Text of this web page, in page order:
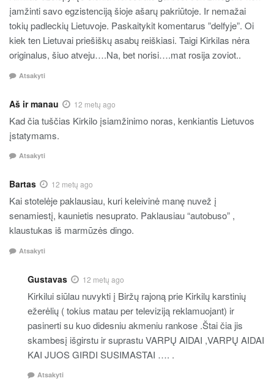
įamžinti savo egzistenciją šioje ašarų pakriūtoje. Ir nemažai
tokių padleckių Lietuvoje. Paskaitykit komentarus ”delfyje”. Oi
kiek ten Lietuvai priešiškų asabų reiškiasi. Taigi Kirkilas nėra
originalus, šiuo atveju….Na, bet norisi….mat rosija zoviot..
Atsakyti
Aš ir manau 12 metų ago
Kad čia tuščias Kirkilo įsiamžinimo noras, kenkiantis Lietuvos
įstatymams.
Atsakyti
Bartas 12 metų ago
Kai stotelėje paklausiau, kuri keleivinė manę nuvež į
senamiestį, kaunietis nesuprato. Paklausiau “autobuso” ,
klaustukas iš marmūzės dingo.
Atsakyti
Gustavas 12 metų ago
Kirkilui siūlau nuvykti į Biržų rajoną prie Kirkilų karstinių
ežerėlių ( tokius matau per televiziją reklamuojant) ir
pasinerti su kuo didesniu akmeniu rankose .Štai čia jis
skambesį išgirstu ir suprastu VARPŲ AIDAI ,VARPŲ AIDAI
KAI JUOS GIRDI SUSIMASTAI …. .
Atsakyti